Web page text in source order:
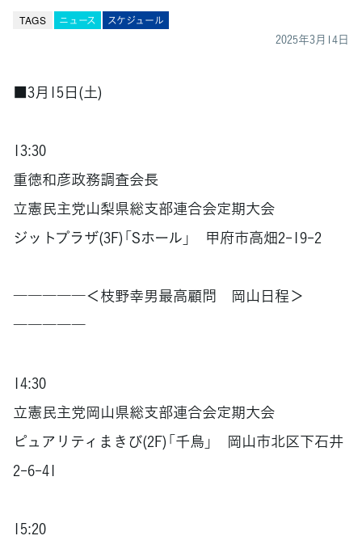
TAGS ニュース スケジュール
2025年3月14日
■3月15日(土)
13:30
重徳和彦政務調査会長
立憲民主党山梨県総支部連合会定期大会
ジットプラザ(3F)「Sホール」 甲府市高畑2-19-2
―――――＜枝野幸男最高顧問 岡山日程＞
―――――
14:30
立憲民主党岡山県総支部連合会定期大会
ピュアリティまきび(2F)「千鳥」 岡山市北区下石井
2-6-41
15:20